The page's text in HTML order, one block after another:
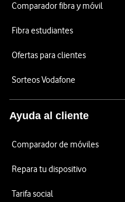
Comparador fibra y móvil
Fibra estudiantes
Ofertas para clientes
Sorteos Vodafone
Ayuda al cliente
Comparador de móviles
Repara tu dispositivo
Tarifa social